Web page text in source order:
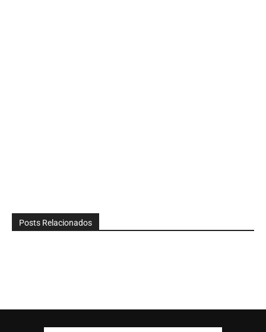
Posts Relacionados